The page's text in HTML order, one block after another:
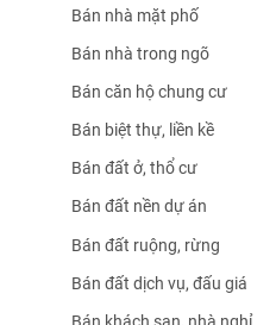
Bán nhà mặt phố
Bán nhà trong ngõ
Bán căn hộ chung cư
Bán biệt thự, liền kề
Bán đất ở, thổ cư
Bán đất nền dự án
Bán đất ruộng, rừng
Bán đất dịch vụ, đấu giá